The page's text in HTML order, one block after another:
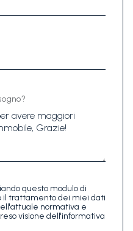
questo modulo di
il trattamento dei miei dati
normativa e
visione dell'informativa